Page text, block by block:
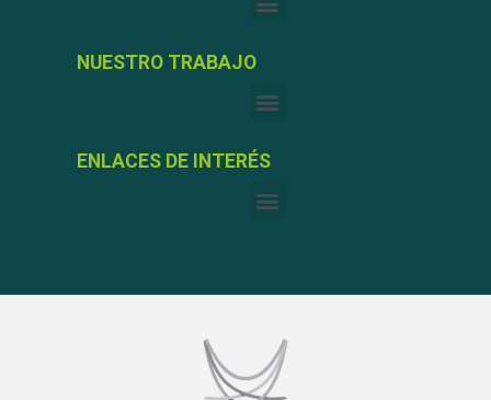
NUESTRO TRABAJO
ENLACES DE INTERÉS